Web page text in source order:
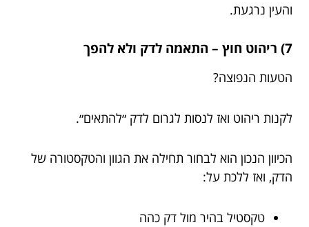
והעין נרגעת.
7) ריהוט חוץ – התאמה לדק ולא להפך
הטעות הנפוצה?
לקנות ריהוט ואז לנסות לגרום לדק ״להתאים״.
הכיוון הנכון הוא לבחור תחילה את הגוון והטקסטורה של
הדק, ואז ללכת על:
טקסטיל בהיר מול דק כהה